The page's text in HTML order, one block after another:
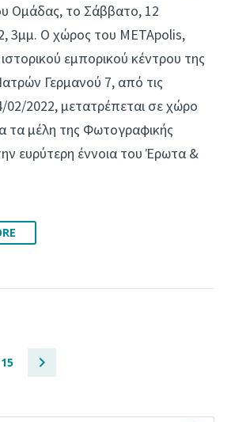
Ομάδας, τo Σάββατο, 12
3μμ. Ο χώρος του ΜETApolis,
εμπορικού κέντρου της
Γερμανού 7, από τις
02/2022, μετατρέπεται σε χώρο
τα μέλη της Φωτογραφικής
ευρύτερη έννοια του Έρωτα &
15